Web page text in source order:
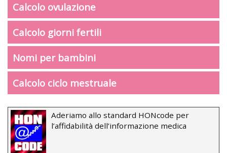
Calcolo ovulazione
Calcolo giorni fertili
Nomi per bambini
Calcolo ciclo mestruale
Aderiamo allo standard HONcode per
l’affidabilità dell’informazione medica